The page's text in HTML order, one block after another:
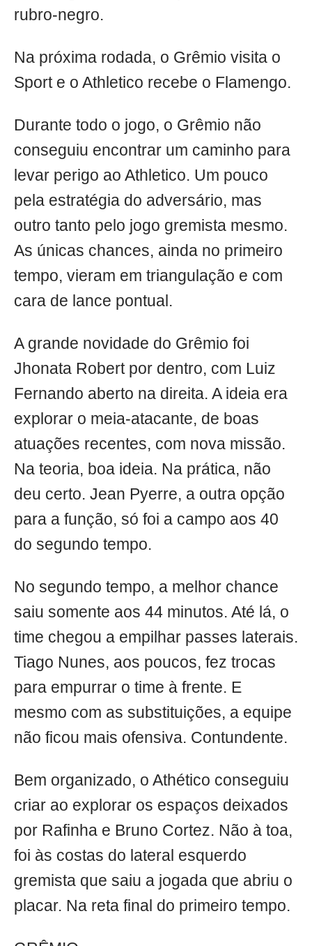
rubro-negro.
Na próxima rodada, o Grêmio visita o
Sport e o Athletico recebe o Flamengo.
Durante todo o jogo, o Grêmio não
conseguiu encontrar um caminho para
levar perigo ao Athletico. Um pouco
pela estratégia do adversário, mas
outro tanto pelo jogo gremista mesmo.
As únicas chances, ainda no primeiro
tempo, vieram em triangulação e com
cara de lance pontual.
A grande novidade do Grêmio foi
Jhonata Robert por dentro, com Luiz
Fernando aberto na direita. A ideia era
explorar o meia-atacante, de boas
atuações recentes, com nova missão.
Na teoria, boa ideia. Na prática, não
deu certo. Jean Pyerre, a outra opção
para a função, só foi a campo aos 40
do segundo tempo.
No segundo tempo, a melhor chance
saiu somente aos 44 minutos. Até lá, o
time chegou a empilhar passes laterais.
Tiago Nunes, aos poucos, fez trocas
para empurrar o time à frente. E
mesmo com as substituições, a equipe
não ficou mais ofensiva. Contundente.
Bem organizado, o Athético conseguiu
criar ao explorar os espaços deixados
por Rafinha e Bruno Cortez. Não à toa,
foi às costas do lateral esquerdo
gremista que saiu a jogada que abriu o
placar. Na reta final do primeiro tempo.